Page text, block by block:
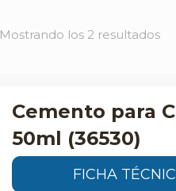
Mostrando los 2 resultados
Cemento para
50ml (36530)
FICHA